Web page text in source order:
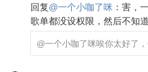
回复@一个小咖了咪 ： 害，
歌单都没设权限，然后不知
@一个小咖了咪唉你太好了